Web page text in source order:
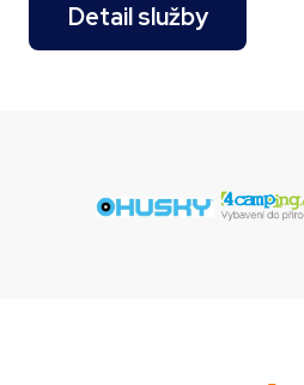
Detail služby